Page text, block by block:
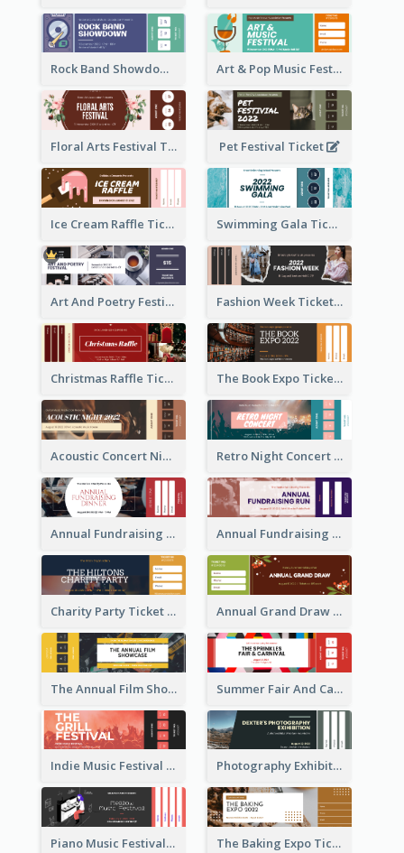
Rock Band Showdown Ticket Art & Pop Music Festival Ticket
Floral Arts Festival Ticket Pet Festival Ticket
Ice Cream Raffle Ticket Swimming Gala Ticket
Art And Poetry Festival Ticket Fashion Week Ticket
Christmas Raffle Ticket The Book Expo Ticket
Acoustic Concert Night Ticket Retro Night Concert Ticket
Annual Fundraising Dinner Ticket Annual Fundraising Run Ticket
Charity Party Ticket Annual Grand Draw Ticket
The Annual Film Showcase Ticket Summer Fair And Carnival Ticket
Indie Music Festival Ticket Photography Exhibition Ticket
Piano Music Festival Ticket The Baking Expo Ticket